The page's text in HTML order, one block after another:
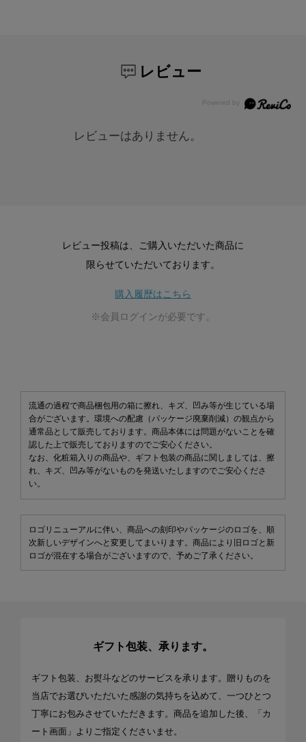
レビュー
レビューはありません。
レビュー投稿は、ご購入いただいた商品に
限らせていただいております。
購入履歴はこちら
※会員ログインが必要です。
流通の過程で商品梱包用の箱に擦れ、キズ、凹み等が生じている場
合がございます。環境への配慮（パッケージ廃棄削減）の観点から
通常品として販売しております。商品本体には問題がないことを確
認した上で販売しておりますのでご安心ください。
なお、化粧箱入りの商品や、ギフト包装の商品に関しましては、擦
れ、キズ、凹み等がないものを発送いたしますのでご安心くださ
い。
ロゴリニューアルに伴い、商品への刻印やパッケージのロゴを、順
次新しいデザインへと変更してまいります。商品により旧ロゴと新
ロゴが混在する場合がございますので、予めご了承ください。
ギフト包装、承ります。
ギフト包装、お熨斗などのサービスを承ります。贈りものを
当店でお選びいただいた感謝の気持ちを込めて、一つひとつ
丁寧にお包みさせていただきます。商品を追加した後、「カ
ート画面」よりご指定くださいませ。